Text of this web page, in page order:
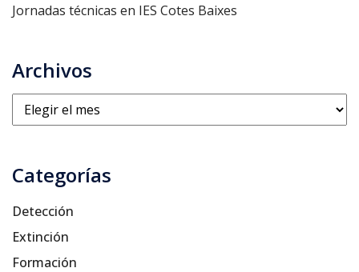
Jornadas técnicas en IES Cotes Baixes
Archivos
Archivos
Categorías
Detección
Extinción
Formación